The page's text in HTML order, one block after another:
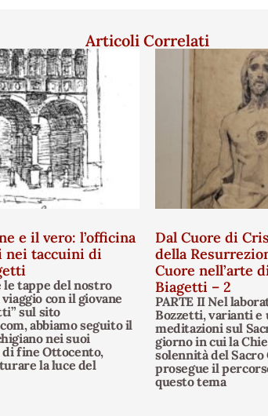
Articoli Correlati
e il vero: l’officina
nei taccuini di
le tappe del nostro
con il giovane
sul sito
abbiamo seguito il
nei suoi
fine Ottocento,
la luce del
Dal Cuore di
della
Cuore nell’arte
Biagetti – 2
PARTE II Nel
Bozzetti, varianti e
meditazioni sul
giorno in cui la
solennità del Sacro
prosegue il
questo tema